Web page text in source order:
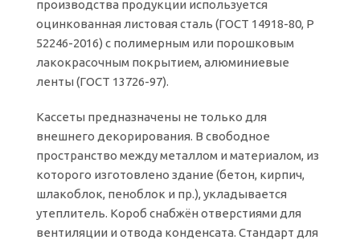
производства продукции используется
оцинкованная листовая сталь (ГОСТ 14918-80, Р
52246-2016) с полимерным или порошковым
лакокрасочным покрытием, алюминиевые
ленты (ГОСТ 13726-97).
Кассеты предназначены не только для
внешнего декорирования. В свободное
пространство между металлом и материалом, из
которого изготовлено здание (бетон, кирпич,
шлакоблок, пеноблок и пр.), укладывается
утеплитель. Короб снабжён отверстиями для
вентиляции и отвода конденсата. Стандарт для